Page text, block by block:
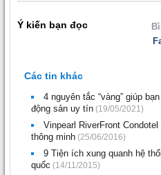
Ý kiến bạn đọc
Các tin khác
4 nguyên tắc “vàng” giúp
động sản uy tín (19/05/2021)
Vinpearl RiverFront
thông minh (25/06/2016)
9 Tiện ích xung quanh hệ
quốc (14/11/2015)